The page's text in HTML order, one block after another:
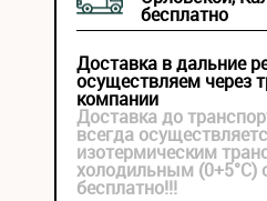
бесплатно
Доставка в дальние
осуществляем через
компании
Доставка до
всегда
изотермическим
холодильным (0+5°С)
бесплатно!!!